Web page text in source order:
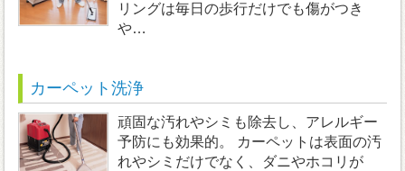
リングは毎日の歩行だけでも傷がつき
や…
カーペット洗浄
頑固な汚れやシミも除去し、アレルギー
予防にも効果的。 カーペットは表面の汚
れやシミだけでなく、ダニやホコリが